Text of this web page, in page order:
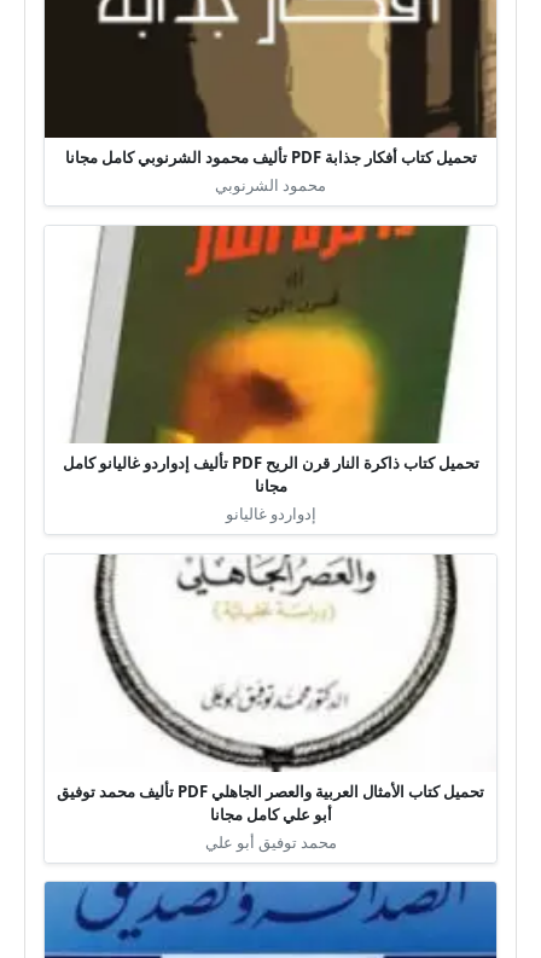
تحميل كتاب أفكار جذابة PDF تأليف محمود الشرنوبي كامل مجانا
محمود الشرنوبي
تحميل كتاب ذاكرة النار قرن الريح PDF تأليف إدواردو غاليانو كامل
مجانا
إدواردو غاليانو
تحميل كتاب الأمثال العربية والعصر الجاهلي PDF تأليف محمد توفيق
أبو علي كامل مجانا
محمد توفيق أبو علي